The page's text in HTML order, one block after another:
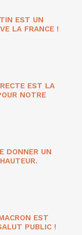
EST UN
LA FRANCE !
EST LA
NOTRE
DONNER UN
EST
PUBLIC !